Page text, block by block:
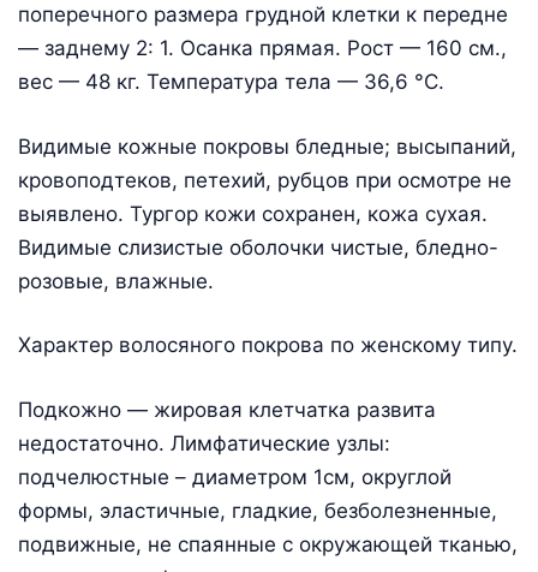
поперечного размера грудной клетки к передне
— заднему 2: 1. Осанка прямая. Рост — 160 см.,
вес — 48 кг. Температура тела — 36,6 °С.
Видимые кожные покровы бледные; высыпаний,
кровоподтеков, петехий, рубцов при осмотре не
выявлено. Тургор кожи сохранен, кожа сухая.
Видимые слизистые оболочки чистые, бледно-
розовые, влажные.
Характер волосяного покрова по женскому типу.
Подкожно — жировая клетчатка развита
недостаточно. Лимфатические узлы:
подчелюстные – диаметром 1см, округлой
формы, эластичные, гладкие, безболезненные,
подвижные, не спаянные с окружающей тканью,